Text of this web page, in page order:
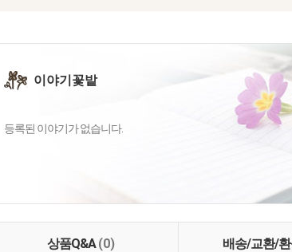
이야기꽃밭
등록된 이야기가 없습니다.
상품Q&A(0) 배송/교환/